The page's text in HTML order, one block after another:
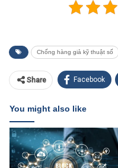
Chống hàng giả kỹ thuật số
Share Facebook
You might also like